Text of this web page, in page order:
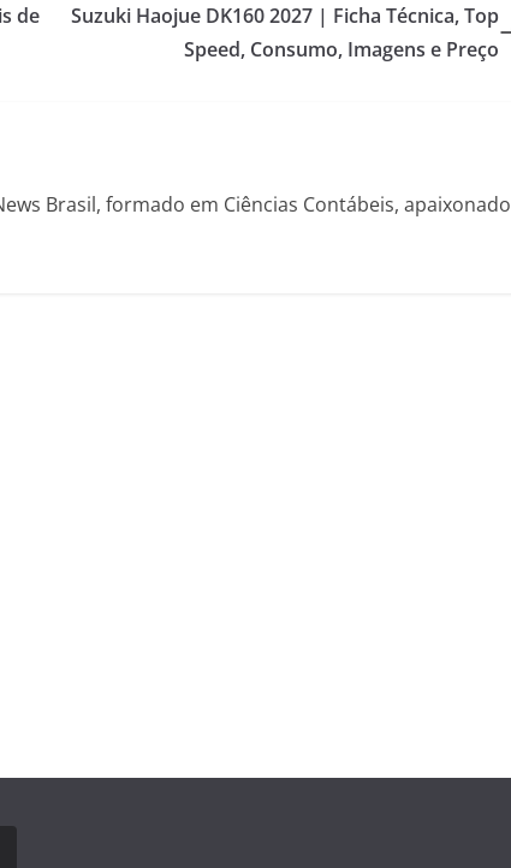
de
Suzuki Haojue DK160 2027 | Ficha Técnica, Top
Speed, Consumo, Imagens e Preço
Brasil, formado em Ciências Contábeis, apaixonado